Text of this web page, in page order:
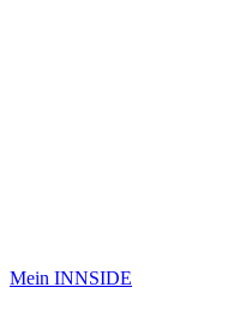
Mein INNSIDE